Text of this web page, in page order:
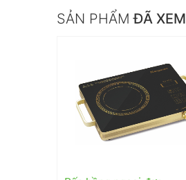
SẢN PHẨM ĐÃ XEM